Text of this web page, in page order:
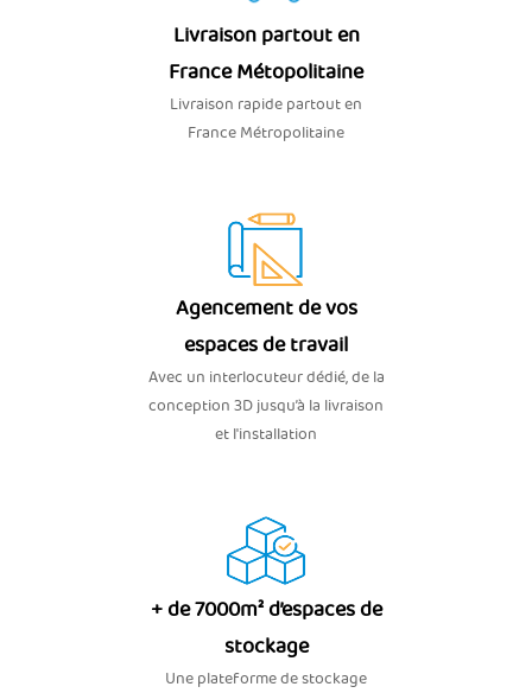
Livraison partout en
France Métopolitaine
Livraison rapide partout en
France Métropolitaine
Agencement de vos
espaces de travail
Avec un interlocuteur dédié, de la
conception 3D jusqu’à la livraison
et l'installation
+ de 7000m² d’espaces de
stockage
Une plateforme de stockage